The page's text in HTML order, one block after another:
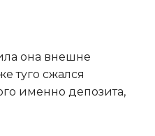
она внешне
туго сжался
именно депозита,